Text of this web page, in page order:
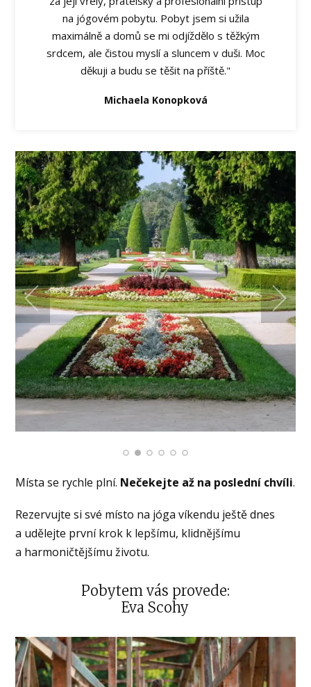
na jógovém pobytu. Pobyt jsem si užila
maximálně a domů se mi odjíždělo s těžkým
srdcem, ale čistou myslí a sluncem v duši. Moc
děkuji a budu se těšit na příště."
Michaela Konopková
Místa se rychle plní. Nečekejte až na poslední chvíli.
Rezervujte si své místo na jóga víkendu ještě dnes
a udělejte první krok k lepšímu, klidnějšímu
a harmoničtějšímu životu.
Pobytem vás provede:
Eva Scohy